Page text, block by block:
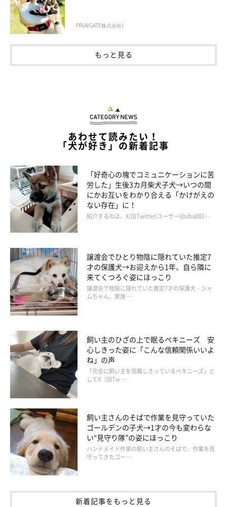
赤くなってたとこ（良くなりました）
家族が「マロたんは元気」と言ったのは、わたしを心配させない
ためで、本当は夜もあまり眠らず部屋をウロウロしていたそうで
す。ストレスのせいかアレルギーが悪化しかきむしったところは
真っ赤に腫れて血が滲んでいました。
PR(AIGATE株式会社)
もっと見る
あわせて読みたい！
「犬が好き」の新着記事
「好奇心の塊でコミュニケーションに苦
労した」生後3カ月柴犬子犬→いつの間
にかお互いをわかり合える「かけがえの
ない存在」に！
紹介するのは、X(旧Twitter)ユーザー@siba883 …
譲渡会でひとり物陰に隠れていた推定7
才の保護犬→お迎えから1年、自ら隣に
来てくつろぐ姿にほっこり
譲渡会で物陰に隠れていた推定7才の保護犬・シャ
ムちゃん。家族 …
飼い主のひざの上で眠るペキニーズ 安
心しきった姿に「こんな信頼関係いいよ
ね」の声
「完全に飼い主を信頼しきっているペキニーズ」と
してX（旧Tw …
飼い主さんのそばで作業を見守っていた
ゴールデンの子犬→1才の今も変わらな
い“見守り隊”の姿にほっこり
ハンドメイド作家の飼い主さんのそばで、作業を見
守ってきたゴー …
新着記事をもっと見る